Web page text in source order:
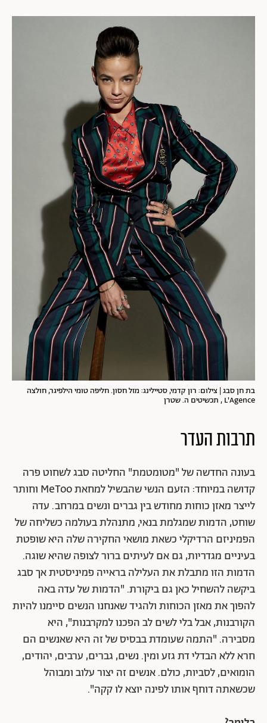
בת חן סבג | צילום: רון קדמי, סטיילינג: מזל חסון. חליפה טומי הילפיגר, חולצה
L'Agence , תכשיטים ה. שטרן
תרבות העדר
בעונה החדשה של "מטומטמת" החליטה סבג לשחוט פרה
קדושה במיוחד: הזעם הנשי שהבשיל למחאת MeToo וחותר
לייצר מאזן כוחות מחודש בין גברים ונשים במרחב. עדה
שוחט, הדמות שמגלמת בנאי, מתנהלת בעולמה כשליחה של
הפמיניזם הרדיקלי כשאת מושאי החקירה שלה היא שופטת
בעיניים מגדריות, גם אם לעיתים ברור לצופה שהיא שוגה.
הדמות הזו מתבלת את העלילה בראייה פמיניסטית אך סבג
ביקשה להשחיל כאן גם ביקורת. "הדמות של עדה באה
להפוך את מאזן הכוחות ולהגיד שאנחנו הנשים סיימנו להיות
הקורבנות, אבל בלי לשים לב הפכנו למקרבנות", היא
מסבירה. "התמה שעומדת בבסיס של זה היא שאנשים הם
חרא ללא הבדלי דת גזע ומין. נשים, גברים, ערבים, יהודים,
הומואים, לסביות, כולם. אנשים זה יצור עלוב ומבוהל
שכשאתה דוחף אותו לפינה יוצא לו קקה".